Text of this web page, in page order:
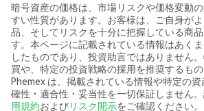
暗号資産の価格は、市場リスクや価格変動
すい性質があります。お客様は、ご自身が
品、そしてリスクを十分に把握している商
す。本ページに記載されている情報はあく
したものであり、投資助言ではありません
買や、特定の投資戦略の採用を推奨するもの
Phemex は、掲載されている情報や特定の
確性・適合性・妥当性を一切保証しません。
用規約およびリスク開示をご確認ください。